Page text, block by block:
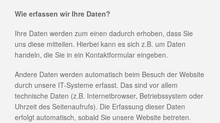
Wie erfassen wir Ihre Daten?
Ihre Daten werden zum einen dadurch erhoben, dass Sie
uns diese mitteilen. Hierbei kann es sich z.B. um Daten
handeln, die Sie in ein Kontaktformular eingeben.
Andere Daten werden automatisch beim Besuch der Website
durch unsere IT-Systeme erfasst. Das sind vor allem
technische Daten (z.B. Internetbrowser, Betriebssystem oder
Uhrzeit des Seitenaufrufs). Die Erfassung dieser Daten
erfolgt automatisch, sobald Sie unsere Website betreten.